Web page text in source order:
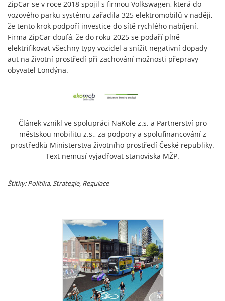
ZipCar se v roce 2018 spojil s firmou Volkswagen, která do
vozového parku systému zařadila 325 elektromobilů v naději,
že tento krok podpoří investice do sítě rychlého nabíjení.
Firma ZipCar doufá, že do roku 2025 se podaří plně
elektrifikovat všechny typy vozidel a snížit negativní dopady
aut na životní prostředí při zachování možnosti přepravy
obyvatel Londýna.
Článek vznikl ve spolupráci NaKole z.s. a Partnerství pro
městskou mobilitu z.s., za podpory a spolufinancování z
prostředků Ministerstva životního prostředí České republiky.
Text nemusí vyjadřovat stanoviska MŽP.
Štítky: Politika, Strategie, Regulace